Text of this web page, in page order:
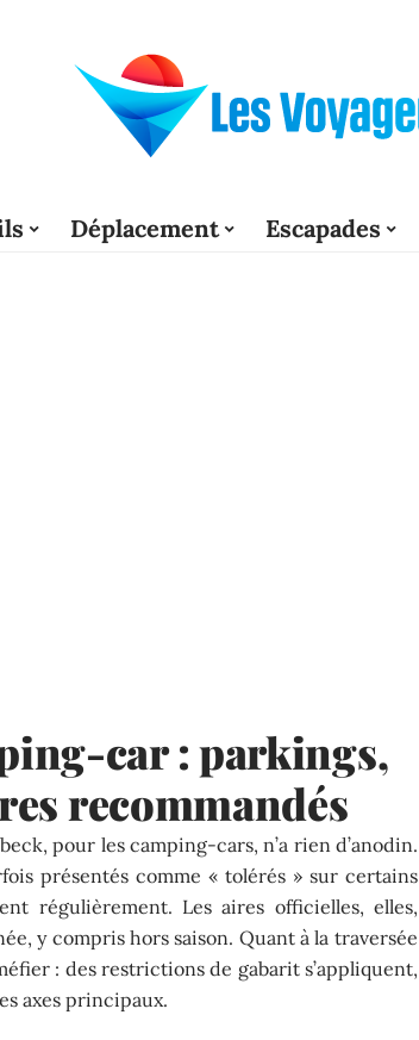
Déplacement Escapades
car : parkings,
recommandés
pour les camping-cars, n’a rien d’anodin.
présentés comme « tolérés » sur certains
régulièrement. Les aires officielles, elles,
y compris hors saison. Quant à la traversée
: des restrictions de gabarit s’appliquent,
axes principaux.